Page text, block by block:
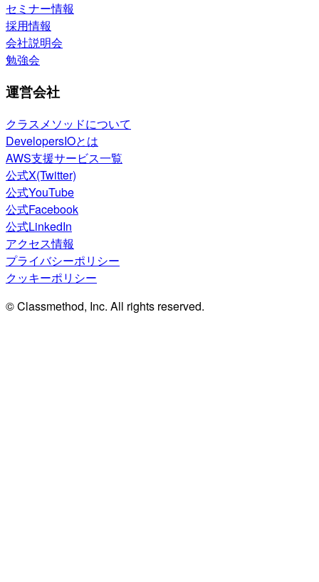
セミナー情報
採用情報
会社説明会
勉強会
運営会社
クラスメソッドについて
DevelopersIOとは
AWS支援サービス一覧
公式X(Twitter)
公式YouTube
公式Facebook
公式LinkedIn
アクセス情報
プライバシーポリシー
クッキーポリシー
© Classmethod, Inc. All rights reserved.